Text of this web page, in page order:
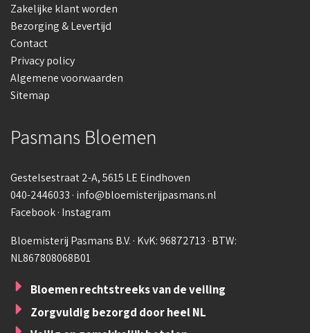
Zakelijke klant worden
Bezorging & Levertijd
Contact
Privacy policy
Algemene voorwaarden
Sitemap
Pasmans Bloemen
Gestelsestraat 2-A, 5615 LE Eindhoven
040-2446033 · info@bloemisterijpasmans.nl
Facebook· Instagram
Bloemisterij Pasmans B.V. · KvK: 96872713 · BTW:
NL867808068B01
Bloemen rechtstreeks van de veiling
Zorgvuldig bezorgd door heel NL